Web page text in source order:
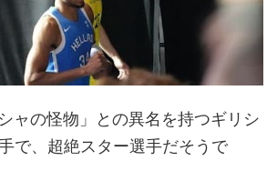
ャの怪物」との異名を持つギリシ
で、超絶スター選手だそうで